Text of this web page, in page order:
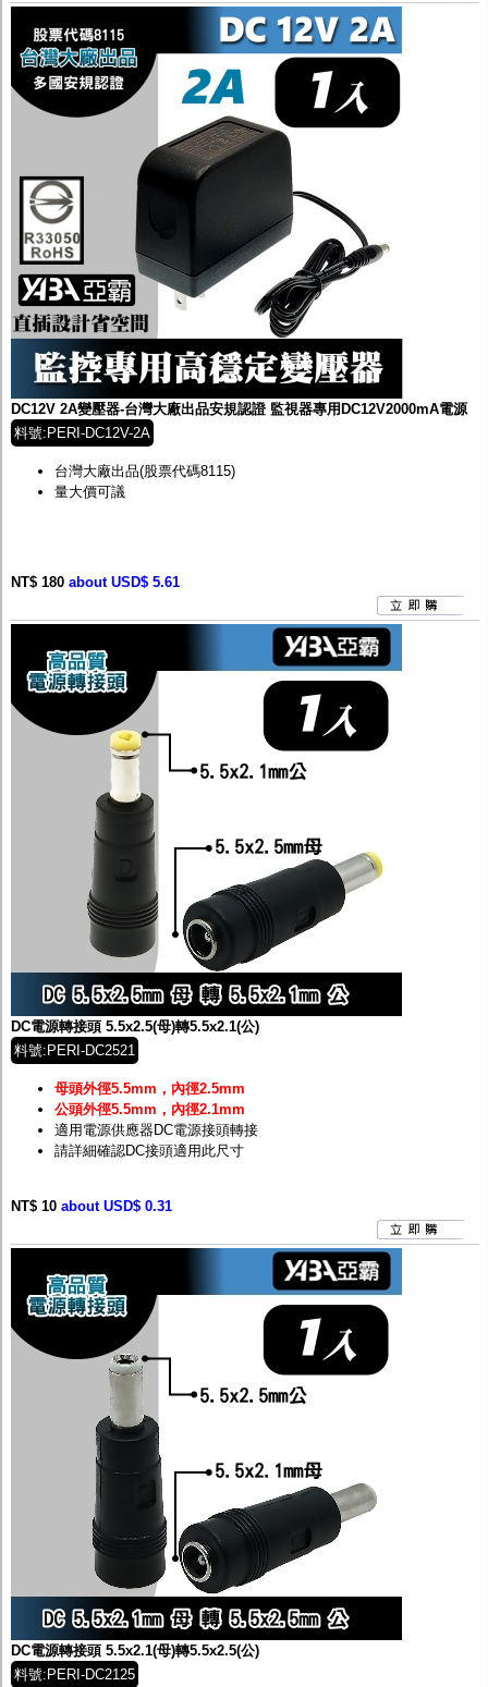
偽裝嚇阻假監視器. 警示防盜貼紙
行車紀錄器.車用插座配件
電腦工業機殼
客訂商品
DC12V 2A變壓器-台灣大廠出品安規認證 監視器專用DC12V2000mA電源
料號:PERI-DC12V-2A
台灣大廠出品(股票代碼8115)
量大價可議
NT$ 180 about USD$ 5.61
DC電源轉接頭 5.5x2.5(母)轉5.5x2.1(公)
料號:PERI-DC2521
母頭外徑5.5mm，內徑2.5mm
公頭外徑5.5mm，內徑2.1mm
適用電源供應器DC電源接頭轉接
請詳細確認DC接頭適用此尺寸
NT$ 10 about USD$ 0.31
DC電源轉接頭 5.5x2.1(母)轉5.5x2.5(公)
料號:PERI-DC2125